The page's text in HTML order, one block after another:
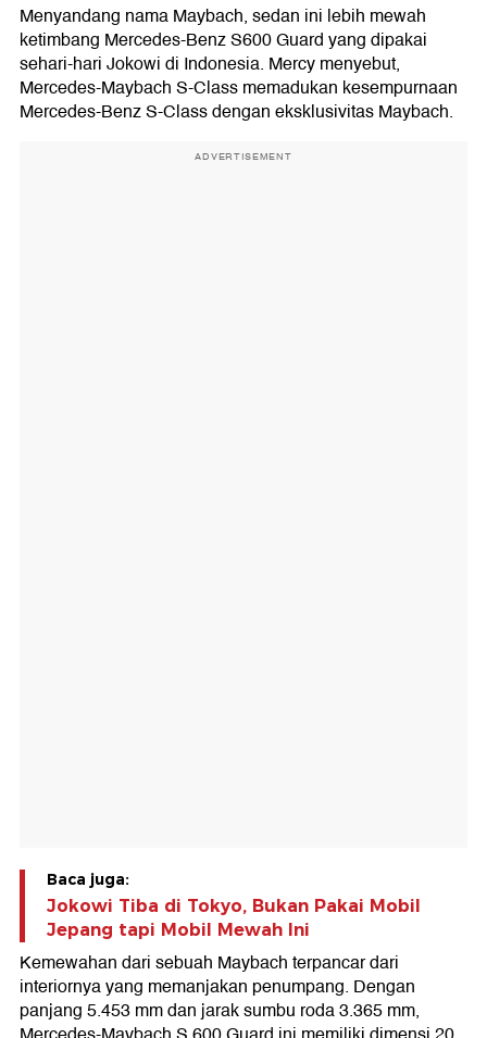
Menyandang nama Maybach, sedan ini lebih mewah
ketimbang Mercedes-Benz S600 Guard yang dipakai
sehari-hari Jokowi di Indonesia. Mercy menyebut,
Mercedes-Maybach S-Class memadukan kesempurnaan
Mercedes-Benz S-Class dengan eksklusivitas Maybach.
ADVERTISEMENT
Baca juga:
Jokowi Tiba di Tokyo, Bukan Pakai Mobil
Jepang tapi Mobil Mewah Ini
Kemewahan dari sebuah Maybach terpancar dari
interiornya yang memanjakan penumpang. Dengan
panjang 5.453 mm dan jarak sumbu roda 3.365 mm,